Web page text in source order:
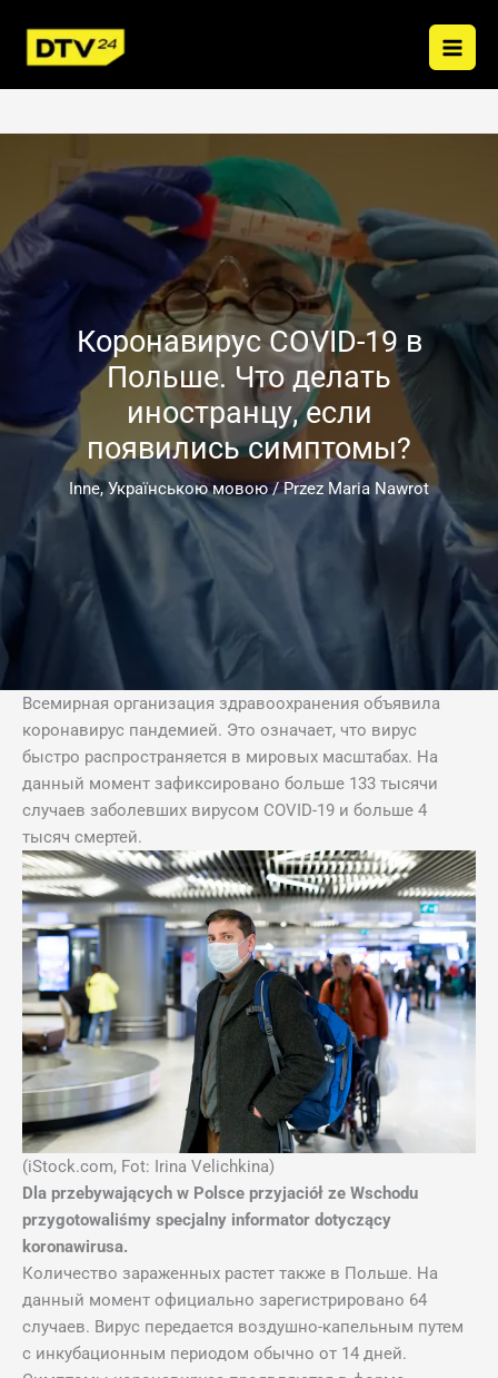
treści
Коронавирус COVID-19 в
Польше. Что делать
иностранцу, если
появились симптомы?
Inne,Українською мовою/ Przez Maria Nawrot
Всемирная организация здравоохранения объявила
коронавирус пандемией. Это означает, что вирус
быстро распространяется в мировых масштабах. На
данный момент зафиксировано больше 133 тысячи
случаев заболевших вирусом COVID-19 и больше 4
тысяч смертей.
(iStock.com, Fot: Irina Velichkina)
Dla przebywających w Polsce przyjaciół ze Wschodu
przygotowaliśmy specjalny informator dotyczący
koronawirusa.
Количество зараженных растет также в Польше. На
данный момент официально зарегистрировано 64
случаев. Вирус передается воздушно-капельным путем
с инкубационным периодом обычно от 14 дней.